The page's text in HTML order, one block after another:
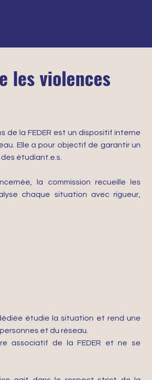
les violences
de la FEDER est un dispositif interne
Elle a pour objectif de garantir un
étudiant.e.s.
la commission recueille les
chaque situation avec rigueur,
étudie la situation et rend une
et du réseau.
associatif de la FEDER et ne se